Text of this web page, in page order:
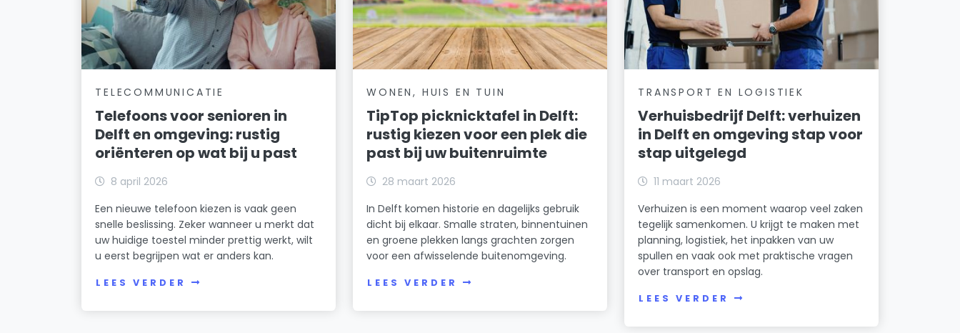
TELECOMMUNICATIE
Telefoons voor senioren in
Delft en omgeving: rustig
oriënteren op wat bij u past
8 april 2026
Een nieuwe telefoon kiezen is vaak geen
snelle beslissing. Zeker wanneer u merkt dat
uw huidige toestel minder prettig werkt, wilt
u eerst begrijpen wat er anders kan.
LEES VERDER
WONEN, HUIS EN TUIN
TipTop picknicktafel in Delft:
rustig kiezen voor een plek die
past bij uw buitenruimte
28 maart 2026
In Delft komen historie en dagelijks gebruik
dicht bij elkaar. Smalle straten, binnentuinen
en groene plekken langs grachten zorgen
voor een afwisselende buitenomgeving.
LEES VERDER
TRANSPORT EN LOGISTIEK
Verhuisbedrijf Delft: verhuizen
in Delft en omgeving stap voor
stap uitgelegd
11 maart 2026
Verhuizen is een moment waarop veel zaken
tegelijk samenkomen. U krijgt te maken met
planning, logistiek, het inpakken van uw
spullen en vaak ook met praktische vragen
over transport en opslag.
LEES VERDER